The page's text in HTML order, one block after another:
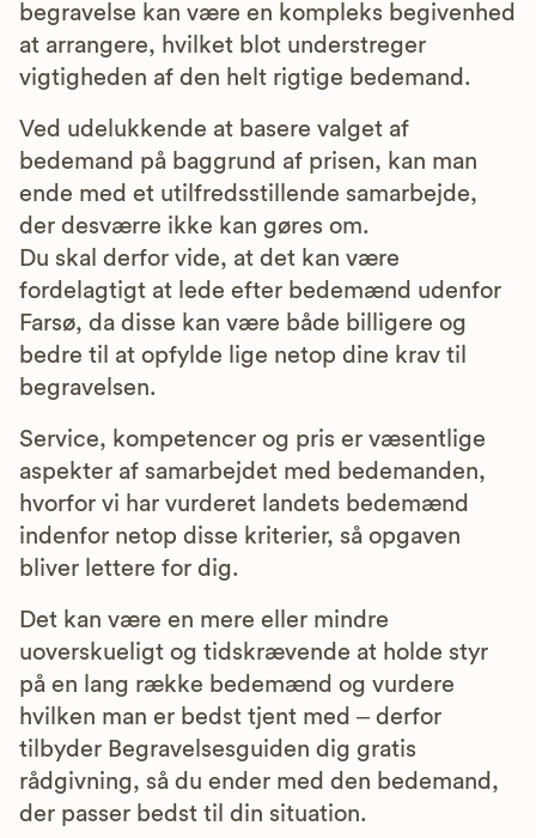
begravelse kan være en kompleks begivenhed
at arrangere, hvilket blot understreger
vigtigheden af den helt rigtige bedemand.
Ved udelukkende at basere valget af
bedemand på baggrund af prisen, kan man
ende med et utilfredsstillende samarbejde,
der desværre ikke kan gøres om.
Du skal derfor vide, at det kan være
fordelagtigt at lede efter bedemænd udenfor
Farsø, da disse kan være både billigere og
bedre til at opfylde lige netop dine krav til
begravelsen.
Service, kompetencer og pris er væsentlige
aspekter af samarbejdet med bedemanden,
hvorfor vi har vurderet landets bedemænd
indenfor netop disse kriterier, så opgaven
bliver lettere for dig.
Det kan være en mere eller mindre
uoverskueligt og tidskrævende at holde styr
på en lang række bedemænd og vurdere
hvilken man er bedst tjent med – derfor
tilbyder Begravelsesguiden dig gratis
rådgivning, så du ender med den bedemand,
der passer bedst til din situation.